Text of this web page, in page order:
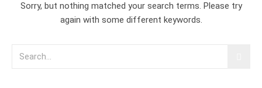
Sorry, but nothing matched your search terms. Please try
again with some different keywords.